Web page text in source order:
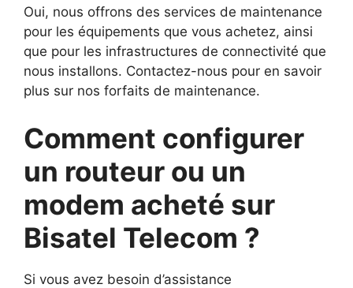
Oui, nous offrons des services de maintenance
pour les équipements que vous achetez, ainsi
que pour les infrastructures de connectivité que
nous installons. Contactez-nous pour en savoir
plus sur nos forfaits de maintenance.
Comment configurer
un routeur ou un
modem acheté sur
Bisatel Telecom ?
Si vous avez besoin d’assistance